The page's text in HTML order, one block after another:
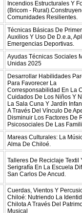
Incendios Estructurales Y
(Bricom -
Comunidades Resilientes.
Técnicas Básicas De
Auxilios Y Uso De D.e.a,
Emergencias Deportivas.
Ayudas Técnicas Sociales
Unidas 2025
Desarrollar Habilidades
Para Favorecer La
Corresponsabilidad En La
Cuidados De Los Niños Y
La Sala Cuna Y Jardín
A Través Del Vínculo De
Disminuir Los Factores De
Psicosociales De Las
Mareas Culturales: La
Alma De Chiloé.
Talleres De Reciclaje Textil
Serigrafía En La Escuela
San Carlos De Ancud.
Cuerdas, Vientos Y
Chiloé: Nutriendo La
Chilota A Través Del
Musical